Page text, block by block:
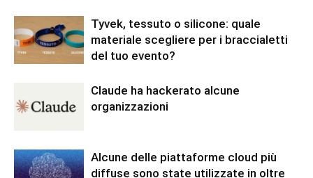
Tyvek, tessuto o silicone: quale
materiale scegliere per i braccialetti
del tuo evento?
Claude ha hackerato alcune
organizzazioni
Alcune delle piattaforme cloud più
diffuse sono state utilizzate in oltre